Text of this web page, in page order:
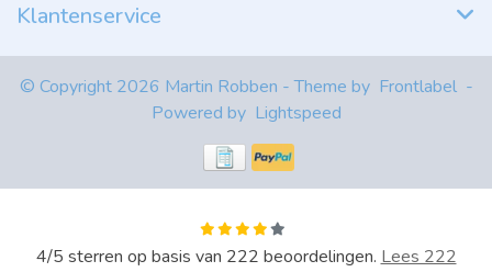
Klantenservice
© Copyright 2026 Martin Robben - Theme by Frontlabel -
Powered by Lightspeed
4/5 sterren op basis van 222 beoordelingen. Lees 222